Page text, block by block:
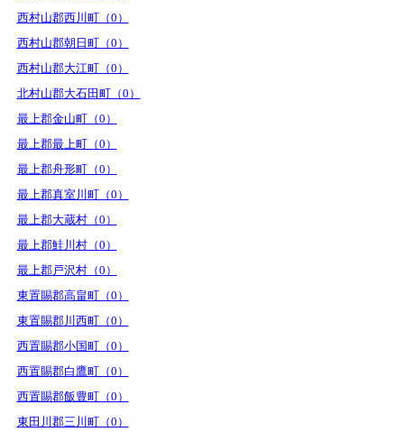
西村山郡西川町（0）
西村山郡朝日町（0）
西村山郡大江町（0）
北村山郡大石田町（0）
最上郡金山町（0）
最上郡最上町（0）
最上郡舟形町（0）
最上郡真室川町（0）
最上郡大蔵村（0）
最上郡鮭川村（0）
最上郡戸沢村（0）
東置賜郡高畠町（0）
東置賜郡川西町（0）
西置賜郡小国町（0）
西置賜郡白鷹町（0）
西置賜郡飯豊町（0）
東田川郡三川町（0）